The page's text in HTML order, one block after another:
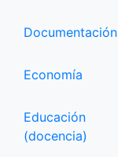
Documentación
Economía
Educación
(docencia)